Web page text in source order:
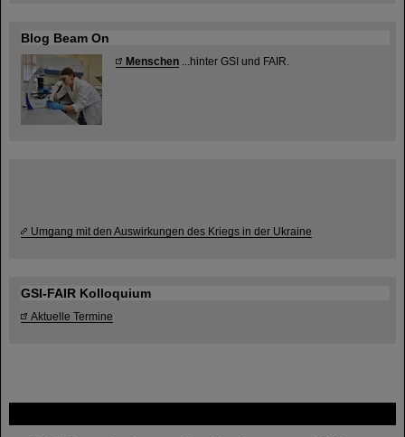
Blog Beam On
Menschen ...hinter GSI und FAIR.
Umgang mit den Auswirkungen des Kriegs in der Ukraine
GSI-FAIR Kolloquium
Aktuelle Termine